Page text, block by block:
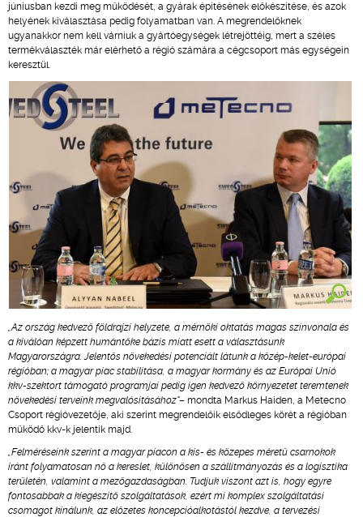
júniusban kezdi meg működését, a gyárak építésének előkészítése, és azok
helyének kiválasztása pedig folyamatban van. A megrendelőknek
ugyanakkor nem kell várniuk a gyártóegységek létrejöttéig, mert a széles
termékválaszték már elérhető a régió számára a cégcsoport más egységein
keresztül.
„Az ország kedvező földrajzi helyzete, a mérnöki oktatás magas színvonala és
a kiválóan képzett humántőke bázis miatt esett a választásunk
Magyarországra. Jelentős növekedési potenciált látunk a közép-kelet-európai
régióban; a magyar piac stabilitása, a magyar kormány és az Európai Unió
kkv-szektort támogató programjai pedig igen kedvező környezetet teremtenek
növekedési terveink megvalósításához"– mondta Markus Haiden, a Metecno
Csoport régióvezetője, aki szerint megrendelőik elsődleges körét a régióban
működő kkv-k jelentik majd.
„Felméréseink szerint a magyar piacon a kis- és közepes méretű csarnokok
iránt folyamatosan nő a kereslet, különösen a szállítmányozás és a logisztika
területén, valamint a mezőgazdaságban. Tudjuk viszont azt is, hogy egyre
fontosabbak a kiegészítő szolgáltatások, ezért mi komplex szolgáltatási
csomagot kínálunk, az előzetes koncepcióalkotástól kezdve, a tervezési